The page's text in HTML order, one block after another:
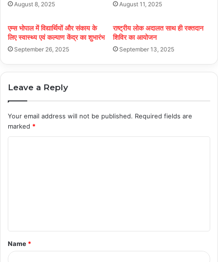
August 8, 2025 August 11, 2025
एम्स भोपाल में विद्यार्थियों और संकाय के
लिए स्वास्थ्य एवं कल्याण केंद्र का शुभारंभ
September 26, 2025
राष्ट्रीय लोक अदालत साथ ही रक्तदान
शिविर का आयोजन
September 13, 2025
Leave a Reply
Your email address will not be published. Required fields are
marked *
t
*
Name *